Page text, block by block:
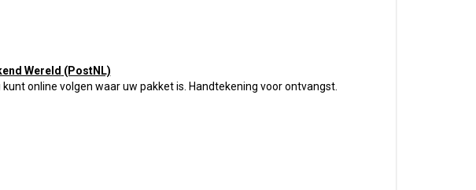
Wereld (PostNL)
online volgen waar uw pakket is. Handtekening voor ontvangst.